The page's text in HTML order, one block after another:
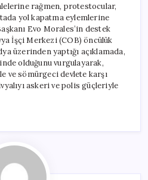
rağmen, protestocular,
yol kapatma eylemlerine
Evo Morales’in destek
İşçi Merkezi (COB) öncülük
üzerinden yaptığı açıklamada,
olduğunu vurgulayarak,
ve sömürgeci devlete karşı
askeri ve polis güçleriyle